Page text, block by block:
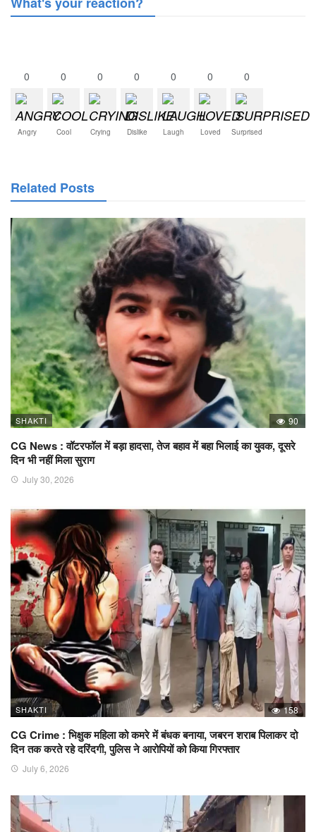
0
Angry
0
Cool
0
Crying
0
Dislike
0
Laugh
0
Loved
0
Surprised
Related Posts
SHAKTI 90
CG News : वॉटरफॉल में बड़ा हादसा, तेज बहाव में बहा भिलाई का युवक, दूसरे
दिन भी नहीं मिला सुराग
July 30, 2026
SHAKTI 158
CG Crime : भिक्षुक महिला को कमरे में बंधक बनाया, जबरन शराब पिलाकर दो
दिन तक करते रहे दरिंदगी, पुलिस ने आरोपियों को किया गिरफ्तार
July 6, 2026